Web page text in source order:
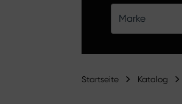
Marke
Startseite Katalog